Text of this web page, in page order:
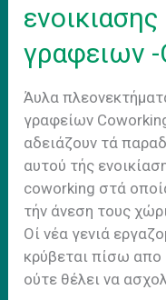
Bιομηχανικη
Eπανασταση
γραφειων
Άυλα
γραφείων
αδειάζουν τά
αυτού τής
coworking στά
τήν άνεση τους
Οί νέα γενιά
κρύβεται πίσω απο
ούτε θέλει να